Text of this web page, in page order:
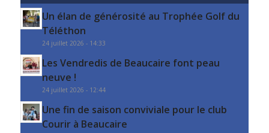
Un élan de générosité au Trophée Golf du
Téléthon
24 juillet 2026 - 14:33
Les Vendredis de Beaucaire font peau
neuve !
24 juillet 2026 - 12:44
Une fin de saison conviviale pour le club
Courir à Beaucaire